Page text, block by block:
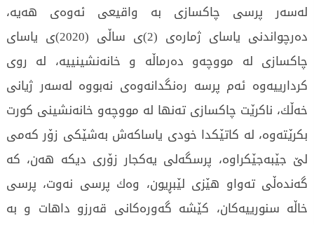
لەسەر پرسی چاكسازی بە واقیعی ئەوەی هەیە،
دەرچواندنی یاسای ژمارەی (2)ی ساڵی (2020)ى یاسای
چاكسازی لە مووچەو دەرماڵە و خانەنشینییە، لە روی
كردارییەوە ئەم پرسە رەنگدانەوەی نەبووە لەسەر ژیانی
خەڵك، ناكرێت چاكسازی تەنها لە مووچەو خانەنشینی كورت
بكرێتەوە، لە كاتێكدا خودی یاساكەش بەشێكی زۆر كەمی
لێ‌ جێبەجێكراوە، پرسگەلی یەكجار زۆری دیكە هەن، كە
گەندەڵی تەواو هێزی لێبڕیون، وەك پرسی نەوت، پرسی
خاڵە سنورییەكان، كێشە گەورەكانی قەرزو داهات و بە